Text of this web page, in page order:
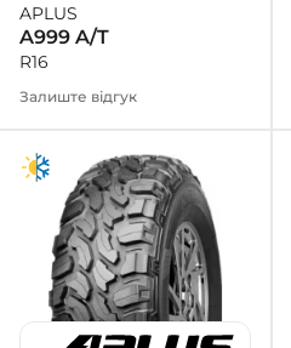
APLUS
A999 A/T
R16
Залиште відгук